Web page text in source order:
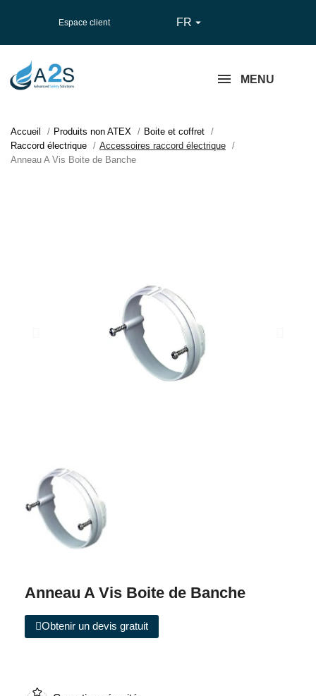
Espace client FR 
MENU
Accueil Produits non ATEX
Boite et coffret
Raccord électrique
Accessoires raccord électrique
Anneau A Vis Boite de Banche
Anneau A Vis Boite de Banche
Obtenir un devis gratuit